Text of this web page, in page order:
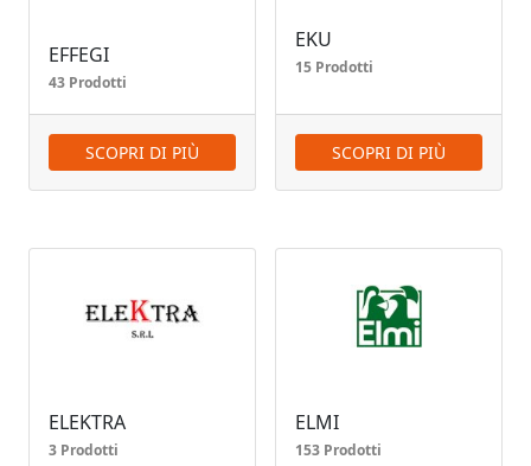
EFFEGI
43 Prodotti
SCOPRI DI PIÙ
EKU
15 Prodotti
SCOPRI DI PIÙ
ELEKTRA
3 Prodotti
ELMI
153 Prodotti